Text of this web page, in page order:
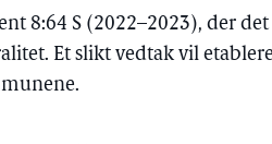
8:64 S (2022–2023), der
Et slikt vedtak vil